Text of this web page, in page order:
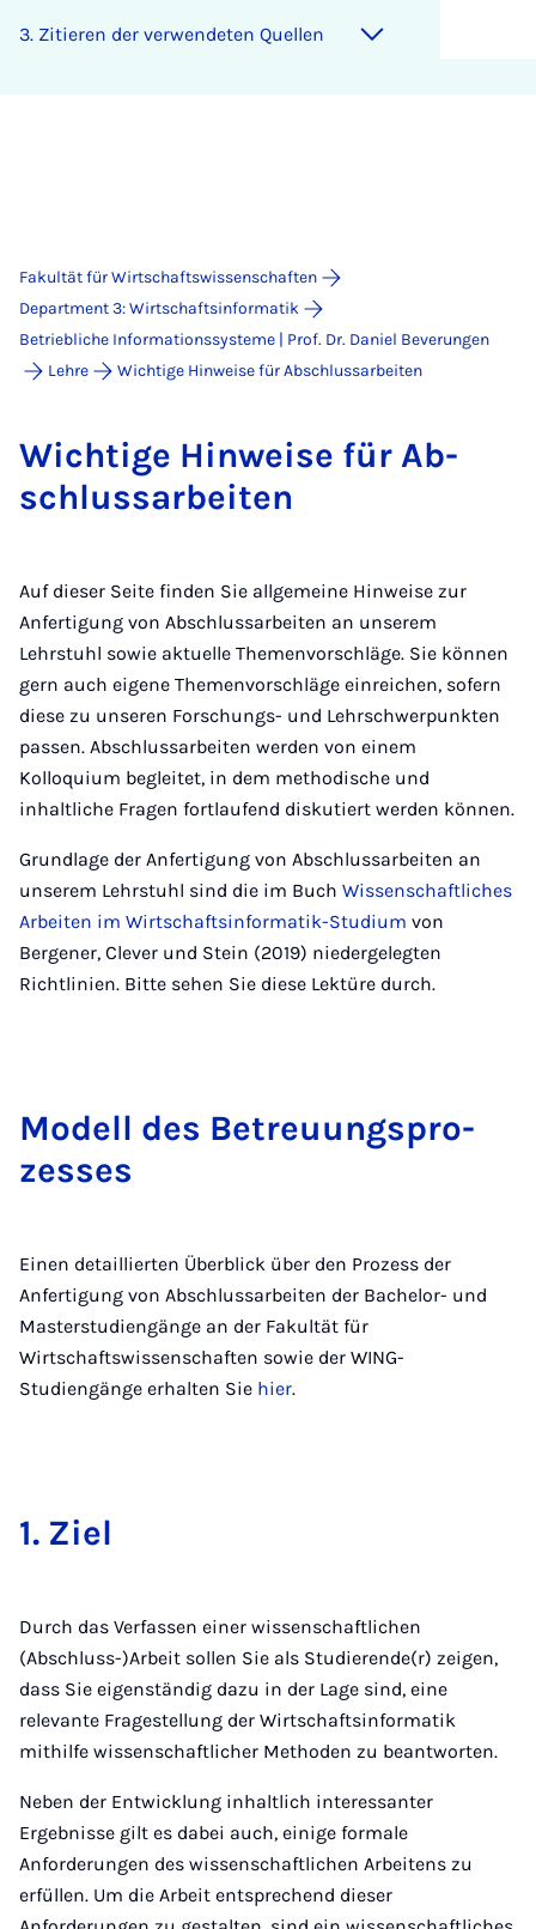
3. Zi­tie­ren der ver­wen­de­ten Quel­len
Fakultät für Wirtschaftswissenschaften
Department 3: Wirtschaftsinformatik
Betriebliche Informationssysteme | Prof. Dr. Daniel Beverungen
Lehre
Wichtige Hinweise für Abschlussarbeiten
Wich­ti­ge Hin­wei­se für Ab­
schluss­a­r­bei­ten
Auf dieser Seite finden Sie allgemeine Hinweise zur
Anfertigung von Abschlussarbeiten an unserem
Lehrstuhl sowie aktuelle Themenvorschläge. Sie können
gern auch eigene Themenvorschläge einreichen, sofern
diese zu unseren Forschungs- und Lehrschwerpunkten
passen. Abschlussarbeiten werden von einem
Kolloquium begleitet, in dem methodische und
inhaltliche Fragen fortlaufend diskutiert werden können.
Grundlage der Anfertigung von Abschlussarbeiten an
unserem Lehrstuhl sind die im Buch Wissenschaftliches
Arbeiten im Wirtschaftsinformatik-Studium von
Bergener, Clever und Stein (2019) niedergelegten
Richtlinien. Bitte sehen Sie diese Lektüre durch.
Mo­dell des Be­treu­ungs­pro­
zes­ses
Einen detaillierten Überblick über den Prozess der
Anfertigung von Abschlussarbeiten der Bachelor- und
Masterstudiengänge an der Fakultät für
Wirtschaftswissenschaften sowie der WING-
Studiengänge erhalten Sie hier.
1. Ziel
Durch das Verfassen einer wissenschaftlichen
(Abschluss-)Arbeit sollen Sie als Studierende(r) zeigen,
dass Sie eigenständig dazu in der Lage sind, eine
relevante Fragestellung der Wirtschaftsinformatik
mithilfe wissenschaftlicher Methoden zu beantworten.
Neben der Entwicklung inhaltlich interessanter
Ergebnisse gilt es dabei auch, einige formale
Anforderungen des wissenschaftlichen Arbeitens zu
erfüllen. Um die Arbeit entsprechend dieser